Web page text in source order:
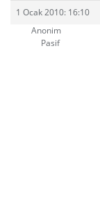
1 Ocak 2010: 16:10
Anonim
Pasif